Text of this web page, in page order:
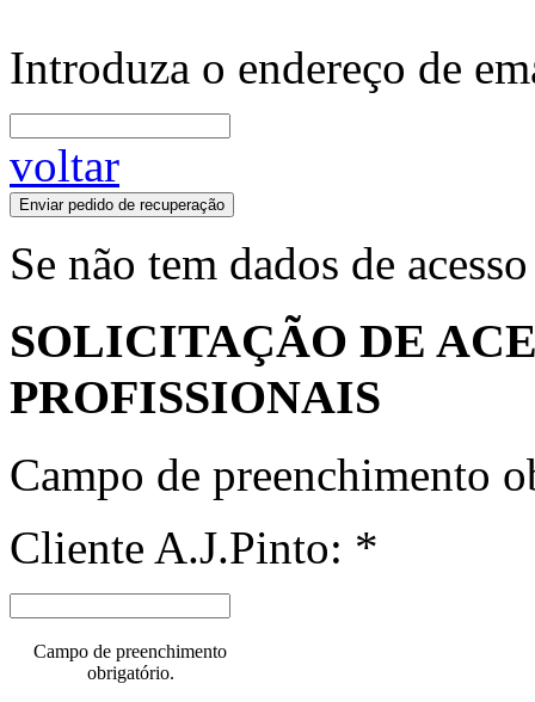
Introduza o endereço de
voltar
Enviar pedido de recuperação
Se não tem dados de
SOLICITAÇÃO DE
PROFISSIONAIS
Campo de preenchimento
Cliente A.J.Pinto: *
Campo de preenchimento
obrigatório.